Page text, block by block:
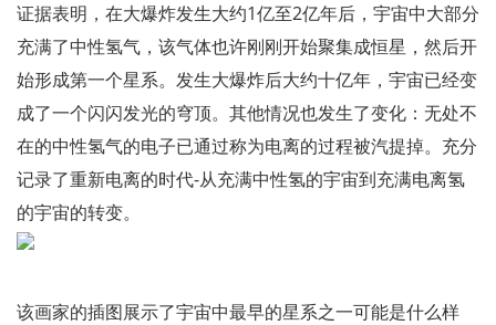
证据表明，在大爆炸发生大约1亿至2亿年后，宇宙中大部分
充满了中性氢气，该气体也许刚刚开始聚集成恒星，然后开
始形成第一个星系。发生大爆炸后大约十亿年，宇宙已经变
成了一个闪闪发光的穹顶。其他情况也发生了变化：无处不
在的中性氢气的电子已通过称为电离的过程被汽提掉。充分
记录了重新电离的时代-从充满中性氢的宇宙到充满电离氢
的宇宙的转变。
该画家的插图展示了宇宙中最早的星系之一可能是什么样